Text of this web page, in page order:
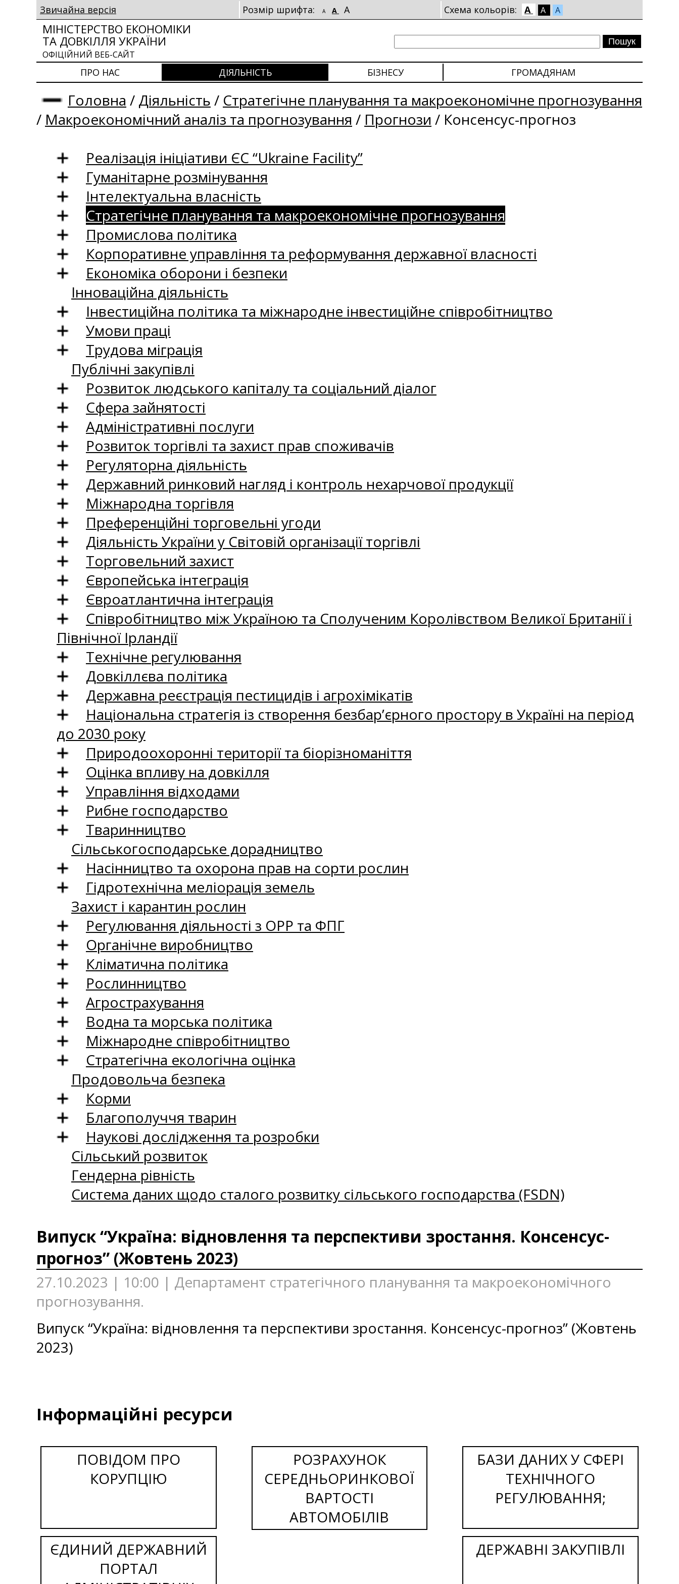
Звичайна версія Розмір шрифта: A A A Схема кольорів: A A A
МІНІСТЕРСТВО ЕКОНОМІКИ
ТА ДОВКІЛЛЯ УКРАЇНИ
ОФІЦІЙНИЙ ВЕБ-САЙТ
ПРО НАС ДІЯЛЬНІСТЬ БІЗНЕСУ ГРОМАДЯНАМ
Головна / Діяльність / Стратегічне планування та макроекономічне прогнозування
/ Макроекономічний аналіз та прогнозування / Прогнози / Консенсус-прогноз
Реалізація ініціативи ЄС “Ukraine Facility”
Гуманітарне розмінування
Інтелектуальна власність
Стратегічне планування та макроекономічне прогнозування
Промислова політика
Корпоративне управління та реформування державної власності
Економіка оборони і безпеки
Інноваційна діяльність
Інвестиційна політика та міжнародне інвестиційне співробітництво
Умови праці
Трудова міграція
Публічні закупівлі
Розвиток людського капіталу та соціальний діалог
Сфера зайнятості
Адміністративні послуги
Розвиток торгівлі та захист прав споживачів
Регуляторна діяльність
Державний ринковий нагляд і контроль нехарчової продукції
Міжнародна торгівля
Преференційні торговельні угоди
Діяльність України у Світовій організації торгівлі
Торговельний захист
Європейська інтеграція
Євроатлантична інтеграція
Співробітництво між Україною та Сполученим Королівством Великої Британії і
Північної Ірландії
Технічне регулювання
Довкіллєва політика
Державна реєстрація пестицидів і агрохімікатів
Національна стратегія із створення безбар’єрного простору в Україні на період
до 2030 року
Природоохоронні території та біорізноманіття
Оцінка впливу на довкілля
Управління відходами
Рибне господарство
Тваринництво
Сільськогосподарське дорадництво
Насінництво та охорона прав на сорти рослин
Гідротехнічна меліорація земель
Захист і карантин рослин
Регулювання діяльності з ОРР та ФПГ
Органічне виробництво
Кліматична політика
Рослинництво
Агрострахування
Водна та морська політика
Міжнародне співробітництво
Стратегічна екологічна оцінка
Продовольча безпека
Корми
Благополуччя тварин
Наукові дослідження та розробки
Сільський розвиток
Гендерна рівність
Система даних щодо сталого розвитку сільського господарства (FSDN)
Випуск “Україна: відновлення та перспективи зростання. Консенсус-
прогноз” (Жовтень 2023)
27.10.2023 | 10:00 | Департамент стратегічного планування та макроекономічного
прогнозування.
Випуск “Україна: відновлення та перспективи зростання. Консенсус-прогноз” (Жовтень
2023)
Інформаційні ресурси
ПОВІДОМ ПРО
КОРУПЦІЮ
РОЗРАХУНОК
СЕРЕДНЬОРИНКОВОЇ
ВАРТОСТІ
АВТОМОБІЛІВ
БАЗИ ДАНИХ У СФЕРІ
ТЕХНІЧНОГО
РЕГУЛЮВАННЯ;
ЄДИНИЙ ДЕРЖАВНИЙ
ПОРТАЛ
ДЕРЖАВНІ ЗАКУПІВЛІ